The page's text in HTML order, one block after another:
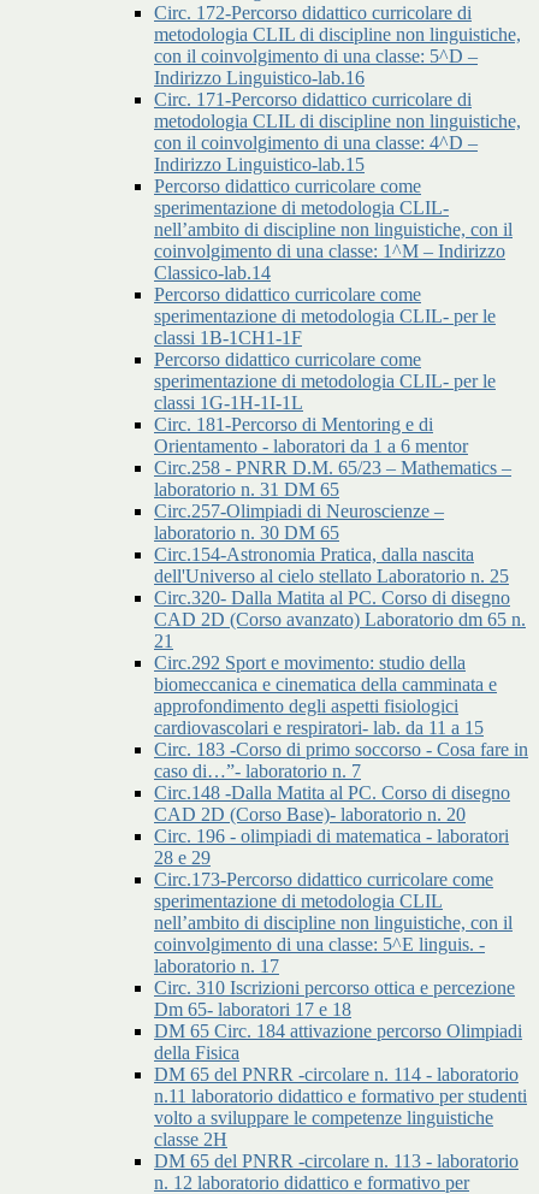
Circ. 172-Percorso didattico curricolare di
metodologia CLIL di discipline non linguistiche,
con il coinvolgimento di una classe: 5^D –
Indirizzo Linguistico-lab.16
Circ. 171-Percorso didattico curricolare di
metodologia CLIL di discipline non linguistiche,
con il coinvolgimento di una classe: 4^D –
Indirizzo Linguistico-lab.15
Percorso didattico curricolare come
sperimentazione di metodologia CLIL-
nell’ambito di discipline non linguistiche, con il
coinvolgimento di una classe: 1^M – Indirizzo
Classico-lab.14
Percorso didattico curricolare come
sperimentazione di metodologia CLIL- per le
classi 1B-1CH1-1F
Percorso didattico curricolare come
sperimentazione di metodologia CLIL- per le
classi 1G-1H-1I-1L
Circ. 181-Percorso di Mentoring e di
Orientamento - laboratori da 1 a 6 mentor
Circ.258 - PNRR D.M. 65/23 – Mathematics –
laboratorio n. 31 DM 65
Circ.257-Olimpiadi di Neuroscienze –
laboratorio n. 30 DM 65
Circ.154-Astronomia Pratica, dalla nascita
dell'Universo al cielo stellato Laboratorio n. 25
Circ.320- Dalla Matita al PC. Corso di disegno
CAD 2D (Corso avanzato) Laboratorio dm 65 n.
21
Circ.292 Sport e movimento: studio della
biomeccanica e cinematica della camminata e
approfondimento degli aspetti fisiologici
cardiovascolari e respiratori- lab. da 11 a 15
Circ. 183 -Corso di primo soccorso - Cosa fare in
caso di…”- laboratorio n. 7
Circ.148 -Dalla Matita al PC. Corso di disegno
CAD 2D (Corso Base)- laboratorio n. 20
Circ. 196 - olimpiadi di matematica - laboratori
28 e 29
Circ.173-Percorso didattico curricolare come
sperimentazione di metodologia CLIL
nell’ambito di discipline non linguistiche, con il
coinvolgimento di una classe: 5^E linguis. -
laboratorio n. 17
Circ. 310 Iscrizioni percorso ottica e percezione
Dm 65- laboratori 17 e 18
DM 65 Circ. 184 attivazione percorso Olimpiadi
della Fisica
DM 65 del PNRR -circolare n. 114 - laboratorio
n.11 laboratorio didattico e formativo per studenti
volto a sviluppare le competenze linguistiche
classe 2H
DM 65 del PNRR -circolare n. 113 - laboratorio
n. 12 laboratorio didattico e formativo per